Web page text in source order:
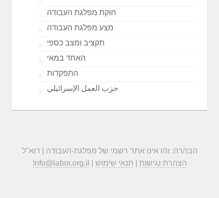
חוקת מפלגת העבודה
מצע מפלגת העבודה
תקציב ומצב כספי
האחד במאי
התפקדות
حزب العمل الإسرائيلي
הבהרה: זהו אינו אתר רשמי של מפלגת-העבודה | דוא"ל
Info@labor.org.il
הצהרת נגישות תנאי שימוש